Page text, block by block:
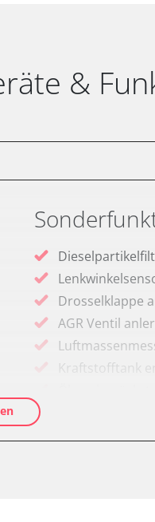
&
Drosselklappe
AGR Ventil
Kraftstofftank